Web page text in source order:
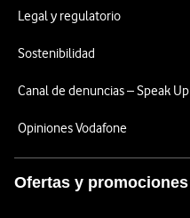
Legal y regulatorio
Sostenibilidad
Canal de denuncias – Speak Up
Opiniones Vodafone
Ofertas y promociones